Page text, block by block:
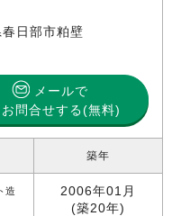
日部市粕壁
メールで
お問合せする(無料)
造
築年
2006年01月
(築20年)